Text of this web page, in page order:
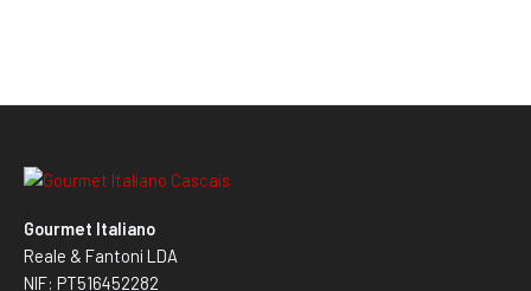
Gourmet Italiano
Reale & Fantoni LDA
NIF: PT516452282